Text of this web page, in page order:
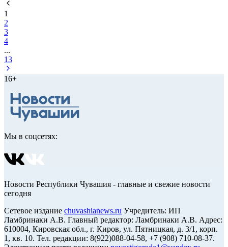
1
2
3
4
...
13
16+
Мы в соцсетях:
Новости Республики Чувашия - главные и свежие новости
сегодня
Сетевое издание chuvashianews.ru Учредитель: ИП
Ламбринаки А.В. Главный редактор: Ламбринаки А.В. Адрес:
610004, Кировская обл., г. Киров, ул. Пятницкая, д. 3/1, корп.
1, кв. 10. Тел. редакции: 8(922)088-04-58, +7 (908) 710-08-37.